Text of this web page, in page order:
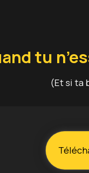
tu
(Et si ta